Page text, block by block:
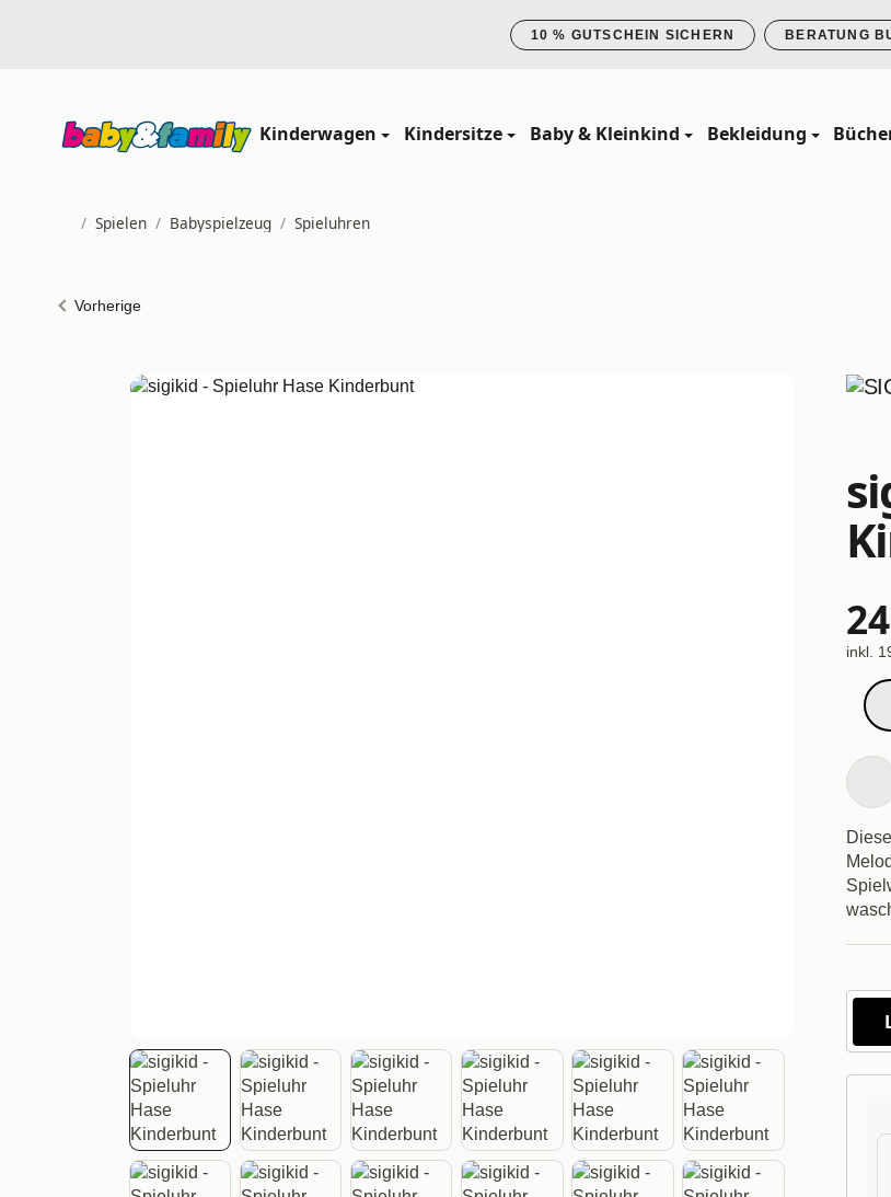
10 % GUTSCHEIN SICHERN BERATUNG
Kinderwagen Kindersitze Baby & Kleinkind Bekleidung
/ Spielen / Babyspielzeug / Spieluhren
Vorherige
inkl.